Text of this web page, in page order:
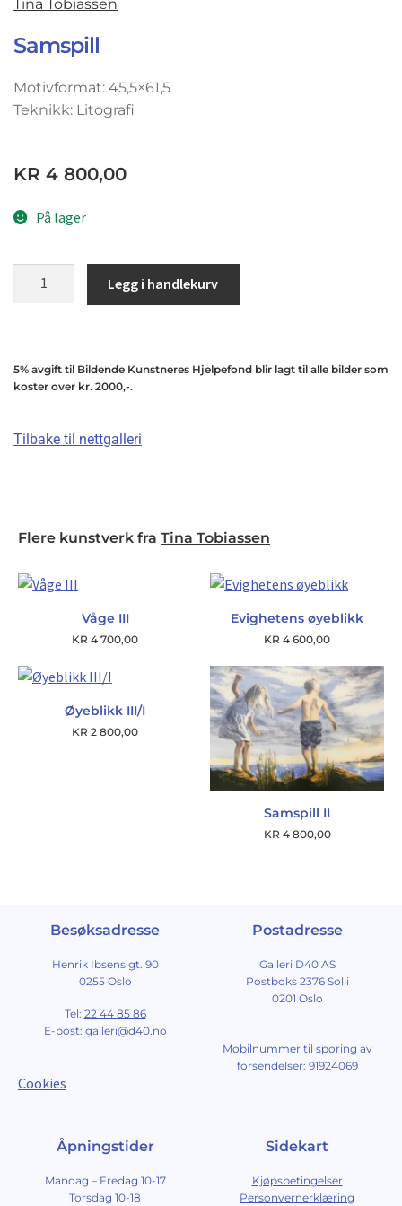
Tina Tobiassen
Samspill
Motivformat: 45,5×61,5
Teknikk: Litografi
KR 4 800,00
På lager
Legg i handlekurv
5% avgift til Bildende Kunstneres Hjelpefond blir lagt til alle bilder som
koster over kr. 2000,-.
Tilbake til nettgalleri
Flere kunstverk fra Tina Tobiassen
Våge III
KR 4 700,00
Evighetens øyeblikk
KR 4 600,00
Øyeblikk III/I
KR 2 800,00
Samspill II
KR 4 800,00
Besøksadresse
Henrik Ibsens gt. 90
0255 Oslo
Tel: 22 44 85 86
E-post: galleri@d40.no
Cookies
Postadresse
Galleri D40 AS
Postboks 2376 Solli
0201 Oslo
Mobilnummer til sporing av
forsendelser: 91924069
Åpningstider
Mandag – Fredag 10-17
Torsdag 10-18
Sidekart
Kjøpsbetingelser
Personvernerklæring